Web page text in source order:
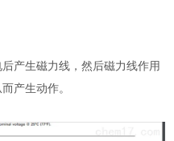
产生磁力线，然后磁力线作用
产生动作。